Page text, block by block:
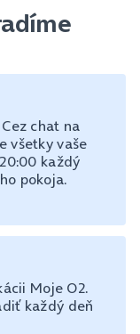
chat na
všetky vaše
každý
pokoja.
Moje O2.
každý deň